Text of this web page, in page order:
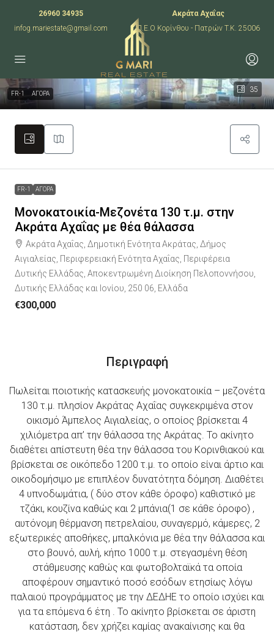
26960 34935
infog.mariestate@gmail.com
Ακράτα Αχαΐας
Π.Ε.Ο Κορίνθου - Πατρών T.K. 25006
35
FR-1 ΑΓΟΡΑ
FR-1 ΑΓΟΡΑ
Μονοκατοικία-Μεζονέτα 130 τ.μ. στην
Ακράτα Αχαΐας με θέα θάλασσα
Ακράτα Αχαΐας, Δημοτική Ενότητα Ακράτας, Δήμος
Αιγιαλείας, Περιφερειακή Ενότητα Αχαΐας, Περιφέρεια
Δυτικής Ελλάδας, Αποκεντρωμένη Διοίκηση Πελοποννήσου,
Δυτικής Ελλάδας και Ιονίου, 250 06, Ελλάδα
€300,000
Περιγραφή
Πωλείται ποιοτικής κατασκευής μονοκατοικία – μεζονέτα
130 τ.μ. πλησίον Ακράτας Αχαΐας συγκεκριμένα στον
οικισμό Άμπελος Αιγιαλείας, ο οποίος βρίσκεται 4
χιλιόμετρα απ’ την θάλασσα της Ακράτας. Το ακίνητο
διαθέτει απίστευτη θέα την θάλασσα του Κορινθιακού και
βρίσκεται σε οικόπεδο 1200 τ.μ. το οποίο είναι άρτιο και
οικοδομήσιμο με επιπλέον δυνατότητα δόμηση. Διαθέτει
4 υπνοδωμάτια, ( δύο στον κάθε όροφο) καθιστικό με
τζάκι, κουζίνα καθώς και 2 μπάνια(1 σε κάθε όροφο) ,
αυτόνομη θέρμανση πετρελαίου, συναγερμό, κάμερες, 2
εξωτερικές αποθήκες, μπαλκόνια με θέα την θάλασσα και
στο βουνό, αυλή, κήπο 1000 τ.μ. στεγασμένη θέση
στάθμευσης καθώς και φωτοβολταϊκά τα οποία
αποφέρουν σημαντικό ποσό εσόδων ετησίως λόγω
παλαιού προγράμματος με την ΔΕΔΗΕ το οποίο ισχύει και
για τα επόμενα 6 έτη . Το ακίνητο βρίσκεται σε άριστη
κατάσταση, δεν χρήζει καμίας ανακαίνισης και θα